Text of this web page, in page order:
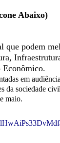
Abaixo)
podem
Econômico.
em
da sociedade
maio.